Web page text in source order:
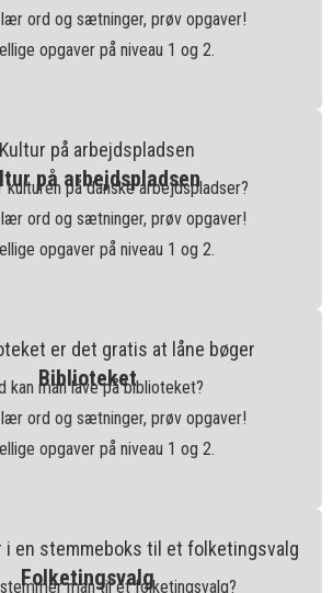
ord og sætninger, prøv opgaver!
opgaver på niveau 1 og 2.
på arbejdspladsen
kulturen på danske arbejdspladser?
ord og sætninger, prøv opgaver!
opgaver på niveau 1 og 2.
Biblioteket
kan man lave på biblioteket?
ord og sætninger, prøv opgaver!
opgaver på niveau 1 og 2.
Folketingsvalg
man til et folketingsvalg?